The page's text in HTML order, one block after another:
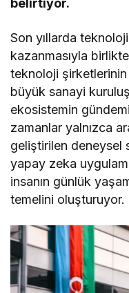
belirtiyor.
Son yıllarda
kazanmasıyla
teknoloji
büyük sanayi
ekosistemin
zamanlar yalnızca
geliştirilen deneysel
yapay zeka
insanın günlük
temelini oluşturuyor.